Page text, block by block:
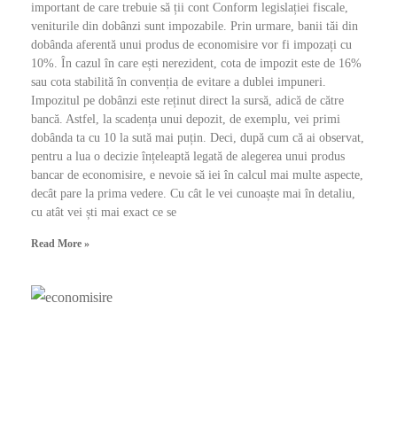
important de care trebuie să ții cont Conform legislației fiscale,
veniturile din dobânzi sunt impozabile. Prin urmare, banii tăi din
dobânda aferentă unui produs de economisire vor fi impozați cu
10%. În cazul în care ești nerezident, cota de impozit este de 16%
sau cota stabilită în convenția de evitare a dublei impuneri.
Impozitul pe dobânzi este reținut direct la sursă, adică de către
bancă. Astfel, la scadența unui depozit, de exemplu, vei primi
dobânda ta cu 10 la sută mai puțin. Deci, după cum că ai observat,
pentru a lua o decizie înțeleaptă legată de alegerea unui produs
bancar de economisire, e nevoie să iei în calcul mai multe aspecte,
decât pare la prima vedere. Cu cât le vei cunoaște mai în detaliu,
cu atât vei ști mai exact ce se
Read More »